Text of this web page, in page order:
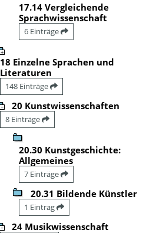
17.14 Vergleichende
Sprachwissenschaft
6 Einträge
18 Einzelne Sprachen und
Literaturen
148 Einträge
20 Kunstwissenschaften
8 Einträge
20.30 Kunstgeschichte:
Allgemeines
7 Einträge
20.31 Bildende Künstler
1 Eintrag
24 Musikwissenschaft